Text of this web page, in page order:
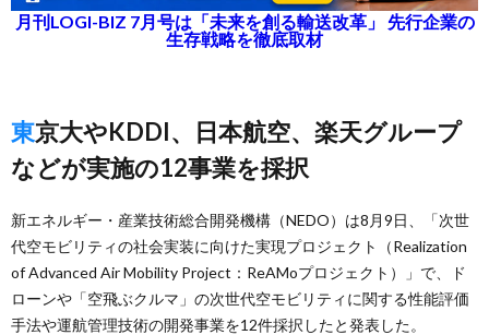
月刊LOGI-BIZ 7月号は「未来を創る輸送改革」 先行企業の
生存戦略を徹底取材
東京大やKDDI、日本航空、楽天グループ
などが実施の12事業を採択
新エネルギー・産業技術総合開発機構（NEDO）は8月9日、「次世
代空モビリティの社会実装に向けた実現プロジェクト（Realization
of Advanced Air Mobility Project：ReAMoプロジェクト）」で、ド
ローンや「空飛ぶクルマ」の次世代空モビリティに関する性能評価
手法や運航管理技術の開発事業を12件採択したと発表した。